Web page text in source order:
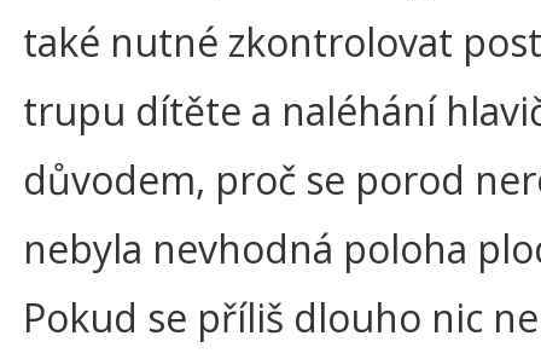
také nutné zkontrolovat
trupu dítěte a naléhání
důvodem, proč se porod
nebyla nevhodná poloha
Pokud se příliš dlouho nic